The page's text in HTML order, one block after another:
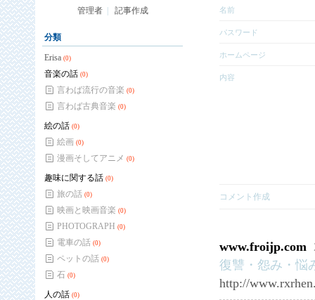
名前
パスワード
ホームページ
内容
コメント作成
www.froijp.com
復讐・怨み・悩
http://
管理者| 記事作成
分類
Erisa (0)
音楽の話 (0)
言わば流行の音楽 (0)
言わば古典音楽 (0)
絵の話 (0)
絵画 (0)
漫画そしてアニメ (0)
趣味に関する話 (0)
旅の話 (0)
映画と映画音楽 (0)
PHOTOGRAPH (0)
電車の話 (0)
ペットの話 (0)
石 (0)
人の話 (0)